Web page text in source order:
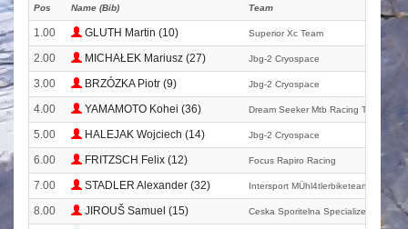
Pos Name (Bib) Team
1.00 GLUTH Martin (10) Superior Xc Team
2.00 MICHAŁEK Mariusz (27) Jbg-2 Cryospace
3.00 BRZÓZKA Piotr (9) Jbg-2 Cryospace
4.00 YAMAMOTO Kohei (36) Dream Seeker Mtb Racing Team
5.00 HALEJAK Wojciech (14) Jbg-2 Cryospace
6.00 FRITZSCH Felix (12) Focus Rapiro Racing
7.00 STADLER Alexander (32) Intersport MÜhl4tlerbiketeam
8.00 JIROUŠ Samuel (15) Ceska Sporitelna Specialized Junior